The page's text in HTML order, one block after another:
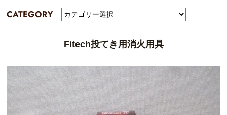
CATEGORY
Fitech投てき用消火用具